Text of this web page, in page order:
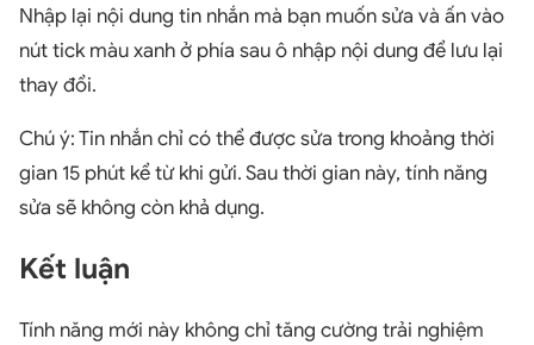
Nhập lại nội dung tin nhắn mà bạn muốn sửa và ấn vào
nút tick màu xanh ở phía sau ô nhập nội dung để lưu lại
thay đổi.
Chú ý: Tin nhắn chỉ có thể được sửa trong khoảng thời
gian 15 phút kể từ khi gửi. Sau thời gian này, tính năng
sửa sẽ không còn khả dụng.
Kết luận
Tính năng mới này không chỉ tăng cường trải nghiệm